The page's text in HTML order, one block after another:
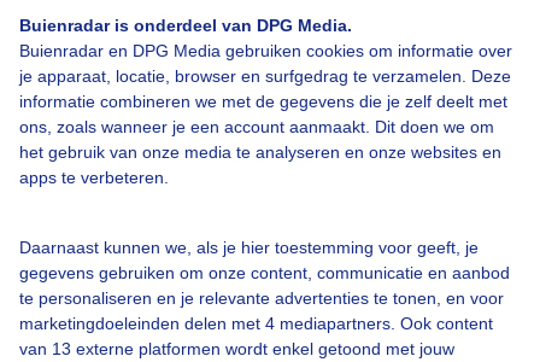
Buienradar is onderdeel van DPG Media.
Buienradar en DPG Media gebruiken cookies om informatie over
je apparaat, locatie, browser en surfgedrag te verzamelen. Deze
informatie combineren we met de gegevens die je zelf deelt met
ons, zoals wanneer je een account aanmaakt. Dit doen we om
het gebruik van onze media te analyseren en onze websites en
apps te verbeteren.
Daarnaast kunnen we, als je hier toestemming voor geeft, je
gegevens gebruiken om onze content, communicatie en aanbod
te personaliseren en je relevante advertenties te tonen, en voor
marketingdoeleinden delen met 4 mediapartners. Ook content
van 13 externe platformen wordt enkel getoond met jouw
Zon Opklaringen
Bekijk slideshow
Een moment geduld aub...